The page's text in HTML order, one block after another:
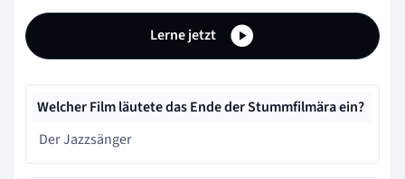
Lerne jetzt
Welcher Film läutete das Ende der Stummfilmära ein?
Der Jazzsänger